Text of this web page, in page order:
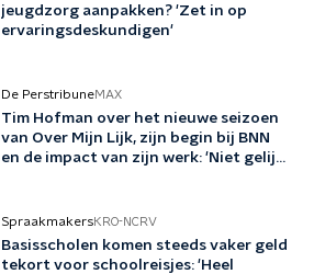
jeugdzorg aanpakken? 'Zet in op
ervaringsdeskundigen'
De PerstribuneMAX
Tim Hofman over het nieuwe seizoen
van Over Mijn Lijk, zijn begin bij BNN
en de impact van zijn werk: 'Niet gelijk
SpraakmakersKRO-NCRV
Basisscholen komen steeds vaker geld
tekort voor schoolreisjes: 'Heel